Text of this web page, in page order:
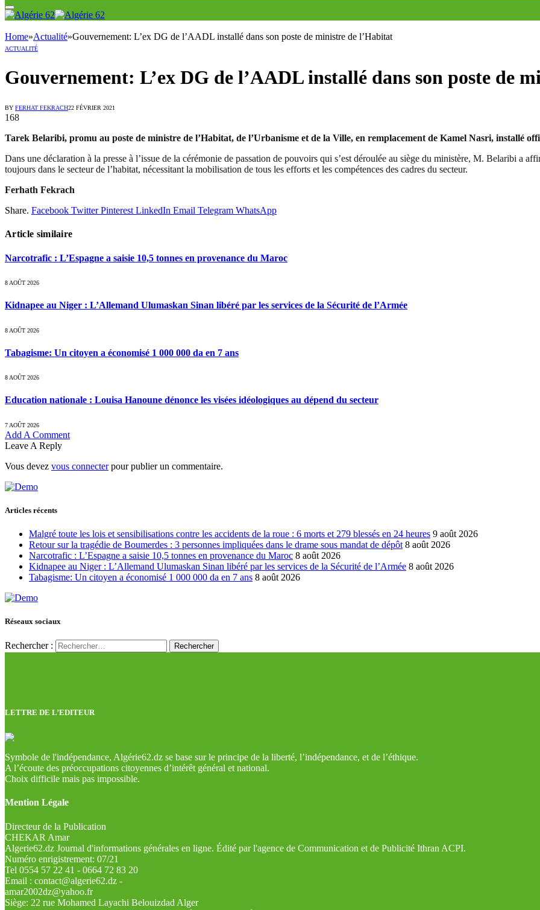
Home»Actualité»Gouvernement: L’ex DG de l’AADL installé dans son poste de ministre de l’Habitat
ACTUALITÉ
Gouvernement: L’ex DG de l’AADL installé dans son poste de
BY FERHAT FEKRACH22 FÉVRIER 2021
168
Tarek Belaribi, promu au poste de ministre de l’Habitat, de l’Urbanisme et de la Ville, en remplacement de Kamel Nasri, installé
Dans une déclaration à la presse à l’issue de la cérémonie de passation de pouvoirs qui s’est déroulée au siège du ministère, M. Belaribi a
toujours dans le secteur de l’habitat, nécessitant la mobilisation de tous les efforts et les compétences des cadres du secteur.
Ferhath Fekrach
Share. Facebook Twitter Pinterest LinkedIn Email Telegram WhatsApp
Article similaire
Narcotrafic : L’Espagne a saisie 10,5 tonnes en provenance du Maroc
8 AOÛT 2026
Kidnapee au Niger : L’Allemand Ulumaskan Sinan libéré par les services de la Sécurité de l’Armée
8 AOÛT 2026
Tabagisme: Un citoyen a économisé 1 000 000 da en 7 ans
8 AOÛT 2026
Education nationale : Louisa Hanoune dénonce les visées idéologiques au dépend du secteur
7 AOÛT 2026
Add A Comment
Leave A Reply
Vous devez vous connecterpour publier un commentaire.
Articles récents
Malgré toute les lois et sensibilisations contre les accidents de la roue : 6 morts et 279 blessés en 24 heures 9 août 2026
Retour sur la tragédie de Boumerdes : 3 personnes impliquées dans le drame sous mandat de dépôt 8 août 2026
Narcotrafic : L’Espagne a saisie 10,5 tonnes en provenance du Maroc 8 août 2026
Kidnapee au Niger : L’Allemand Ulumaskan Sinan libéré par les services de la Sécurité de l’Armée 8 août 2026
Tabagisme: Un citoyen a économisé 1 000 000 da en 7 ans 8 août 2026
Réseaux sociaux
Rechercher :
LETTRE DE L’EDITEUR
Symbole de l'indépendance, Algérie62.dz se base sur le principe de la liberté, l’indépendance, et de l’éthique.
A l’écoute des préoccupations citoyennes d’intérêt général et national.
Choix difficile mais pas impossible.
Mention Légale
Directeur de la Publication
CHEKAR Amar
Algerie62.dz Journal d'informations générales en ligne. Édité par l'agence de Communication et de Publicité Ithran ACPI.
Numéro enrigistrement: 07/21
Tel 0554 57 22 41 - 0664 72 83 20
Email : contact@algerie62.dz -
amar2002dz@yahoo.fr
Siège: 22 rue Mohamed Layachi Belouizdad Alger